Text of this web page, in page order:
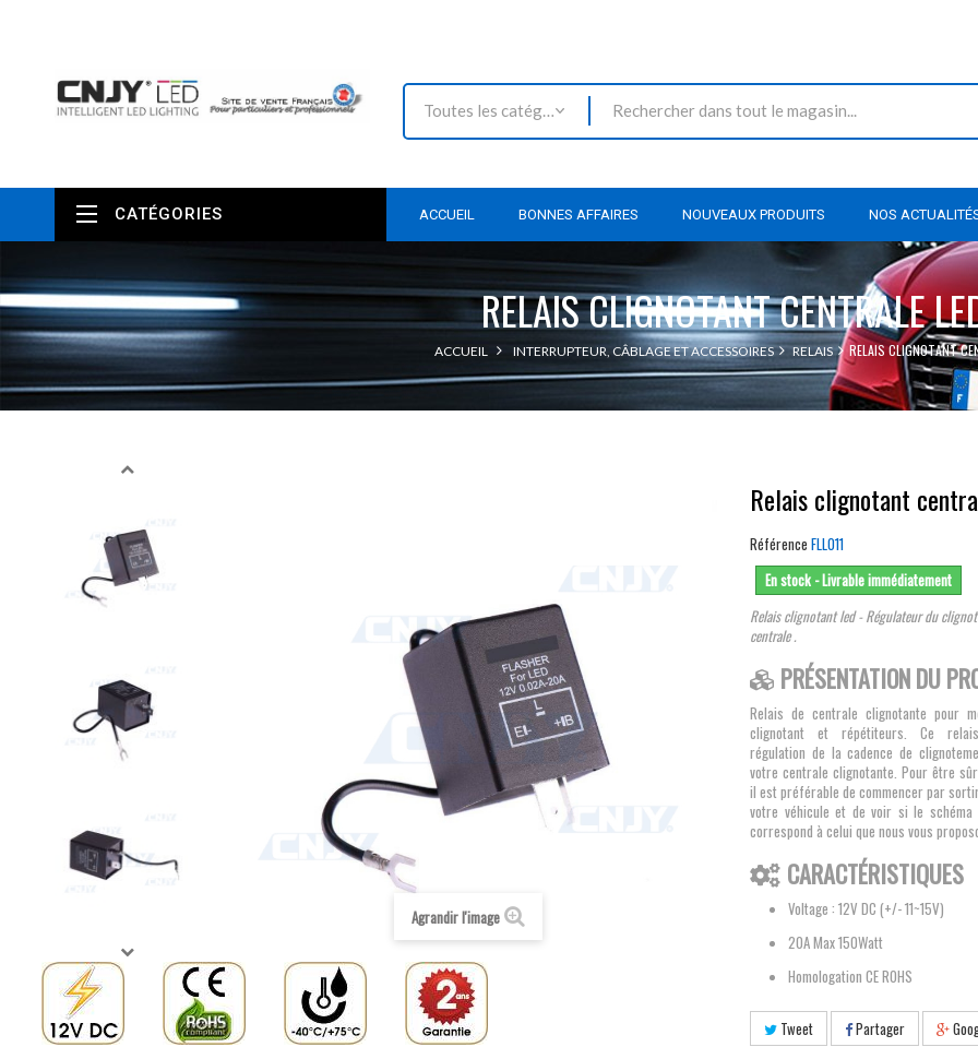
Toutes les catégories
ACCUEIL BONNES AFFAIRES NOUVEAUX PRODUITS NOS
CATÉGORIES
RELAIS CLIGNOTANT CENTRALE
ACCUEIL INTERRUPTEUR, CÂBLAGE ET ACCESSOIRES RELAIS RELAIS CLIGNOTANT
Agrandir l'image
Relais clignotant
Référence FLL011
En stock - Livrable immédiatement
Relais clignotant led - Régulateur du
centrale .
PRÉSENTATION DU
Relais de centrale clignotante pour
clignotant et répétiteurs. Ce
régulation de la cadence de
votre centrale clignotante. Pour être
il est préférable de commencer par
votre véhicule et de voir si le
correspond à celui que nous vous
CARACTÉRISTIQUES
Voltage : 12V DC (+/- 11~15V)
20A Max 150Watt
Homologation CE ROHS
Tweet Partager